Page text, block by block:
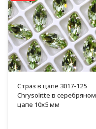
Страз в цапе 3017-125
Chrysolitte в серебряном
цапе 10х5 мм